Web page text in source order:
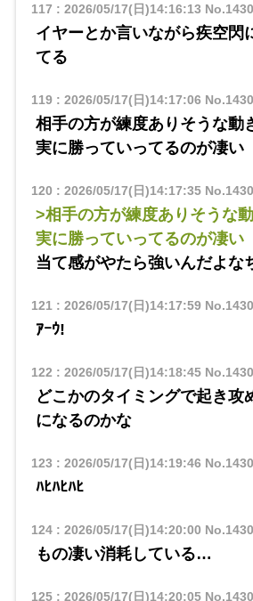
117 : 2026/05/17(日)14:16:13
イヤーとか言いながら疾空閃
てる
119: 2026/05/17(日)14:17:06
相手の方が練度ありそうな動
実に勝っていってるのが凄い
120 : 2026/05/17(日)14:17:35
>相手の方が練度ありそうな
実に勝っていってるのが凄い
当て感がやたら強いんだよな
121 : 2026/05/17(日)14:17:59
ｱｰｳ!
122 : 2026/05/17(日)14:18:45
どこかのタイミングで起き攻
になるのかな
123 : 2026/05/17(日)14:19:46
ﾊﾋﾊﾋﾊﾋ
124: 2026/05/17(日)14:20:00
もの凄い消耗している…
125: 2026/05/17(日)14:20:05